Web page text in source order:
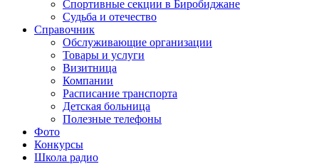
Спортивные секции в Биробиджане
Судьба и отечество
Справочник
Обслуживающие организации
Товары и услуги
Визитница
Компании
Расписание транспорта
Детская больница
Полезные телефоны
Фото
Конкурсы
Школа радио